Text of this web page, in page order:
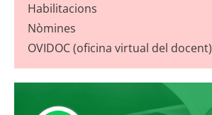
Habilitacions
Nòmines
OVIDOC (oficina virtual del docent)